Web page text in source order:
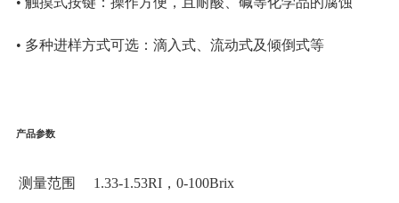
• 多种进样方式可选：滴入式、流动式及倾倒式等
产品参数
测量范围
1.33-1.53RI，0-100Brix